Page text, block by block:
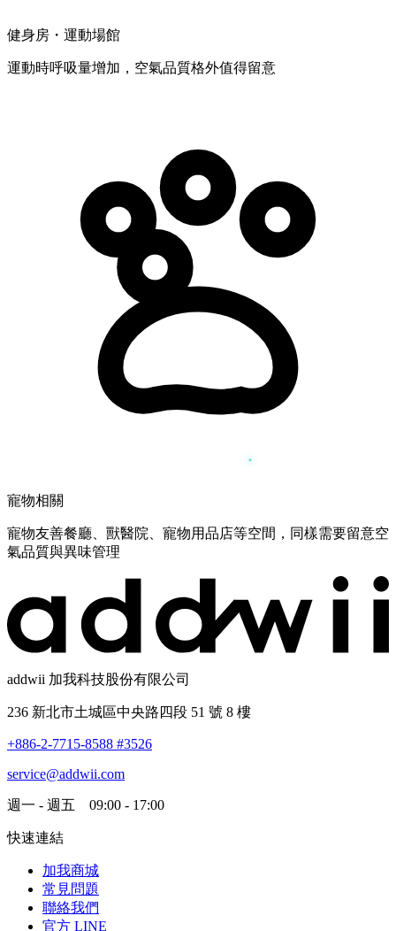
健身房・運動場館
運動時呼吸量增加，空氣品質格外值得留意
寵物相關
寵物友善餐廳、獸醫院、寵物用品店等空間，同樣需要留意空
氣品質與異味管理
addwii 加我科技股份有限公司
236 新北市土城區中央路四段 51 號 8 樓
+886-2-7715-8588 #3526
service@addwii.com
週一 - 週五 09:00 - 17:00
快速連結
加我商城
常見問題
聯絡我們
官方 LINE